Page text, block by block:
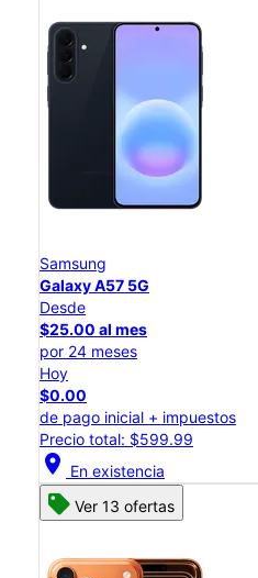
Samsung
Galaxy A57 5G
Desde
$25.00 al mes
por 24 meses
Hoy
$0.00
de pago inicial + impuestos
Precio total: $599.99
location_on En existencia
Ver 13 ofertas